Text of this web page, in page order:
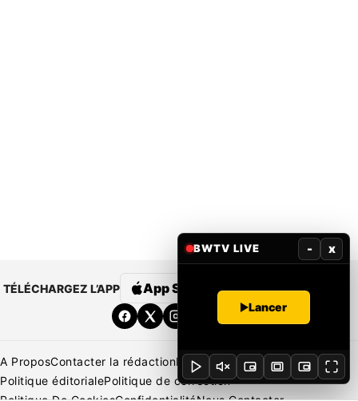
TÉLÉCHARGEZ L’APP App Store Google Play
A ProposContacter la rédactionRédaction Mentions légales
Politique éditorialePolitique de correction
BWTV LIVE - x
Lancer